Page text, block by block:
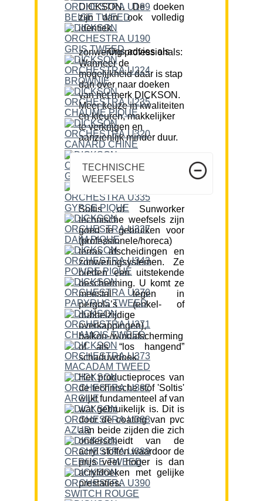
DICKSON. De doeken
zijn dan ook volledig
identiek.
Ons advies als zonwering professionals:
Wanneer de
mogelijkheid daar is stap
dan over naar doeken
van het merk DICKSON.
Meer keuze in kwaliteiten
en kleuren, makkelijker
te verkrijgen en
aanzienlijk minder duur.
TECHNISCHE
WEEFSELS
Soltis of Sunworker
technische weefsels zijn
goed te gebruiken voor
(professionele/horeca)
terras afscheidingen en
zonweringsystemen. Ze
bieden een uitstekende
bescherming. U komt ze
meestal tegen in
pergola’s (enkel- of
dubbelzijdige
overkappingen),
balkon-/windafscherming
of als “los hangend”
schaduwdoek.
Het productieproces van
de technische stof 'Soltis'
wijkt fundamenteel af van
wat gebruikelijk is. Dit is
door de coating van pvc
aan beide zijden die zich
onderscheidt van de
acryl stoffen waardoor de
prijs veel hoger is dan
acryldoeken met gelijke
prestaties.